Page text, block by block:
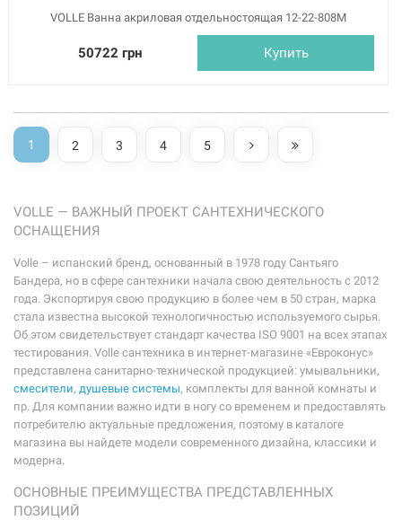
VOLLE Ванна акриловая отдельностоящая 12-22-808M
50722 грн Купить
1 2 3 4 5
VOLLE — ВАЖНЫЙ ПРОЕКТ САНТЕХНИЧЕСКОГО
ОСНАЩЕНИЯ
Volle – испанский бренд, основанный в 1978 году Сантьяго
Бандера, но в сфере сантехники начала свою деятельность с 2012
года. Экспортируя свою продукцию в более чем в 50 стран, марка
стала известна высокой технологичностью используемого сырья.
Об этом свидетельствует стандарт качества ISO 9001 на всех этапах
тестирования. Volle сантехника в интернет-магазине «Евроконус»
представлена санитарно-технической продукцией: умывальники,
смесители, душевые системы, комплекты для ванной комнаты и
пр. Для компании важно идти в ногу со временем и предоставлять
потребителю актуальные предложения, поэтому в каталоге
магазина вы найдете модели современного дизайна, классики и
модерна.
ОСНОВНЫЕ ПРЕИМУЩЕСТВА ПРЕДСТАВЛЕННЫХ
ПОЗИЦИЙ